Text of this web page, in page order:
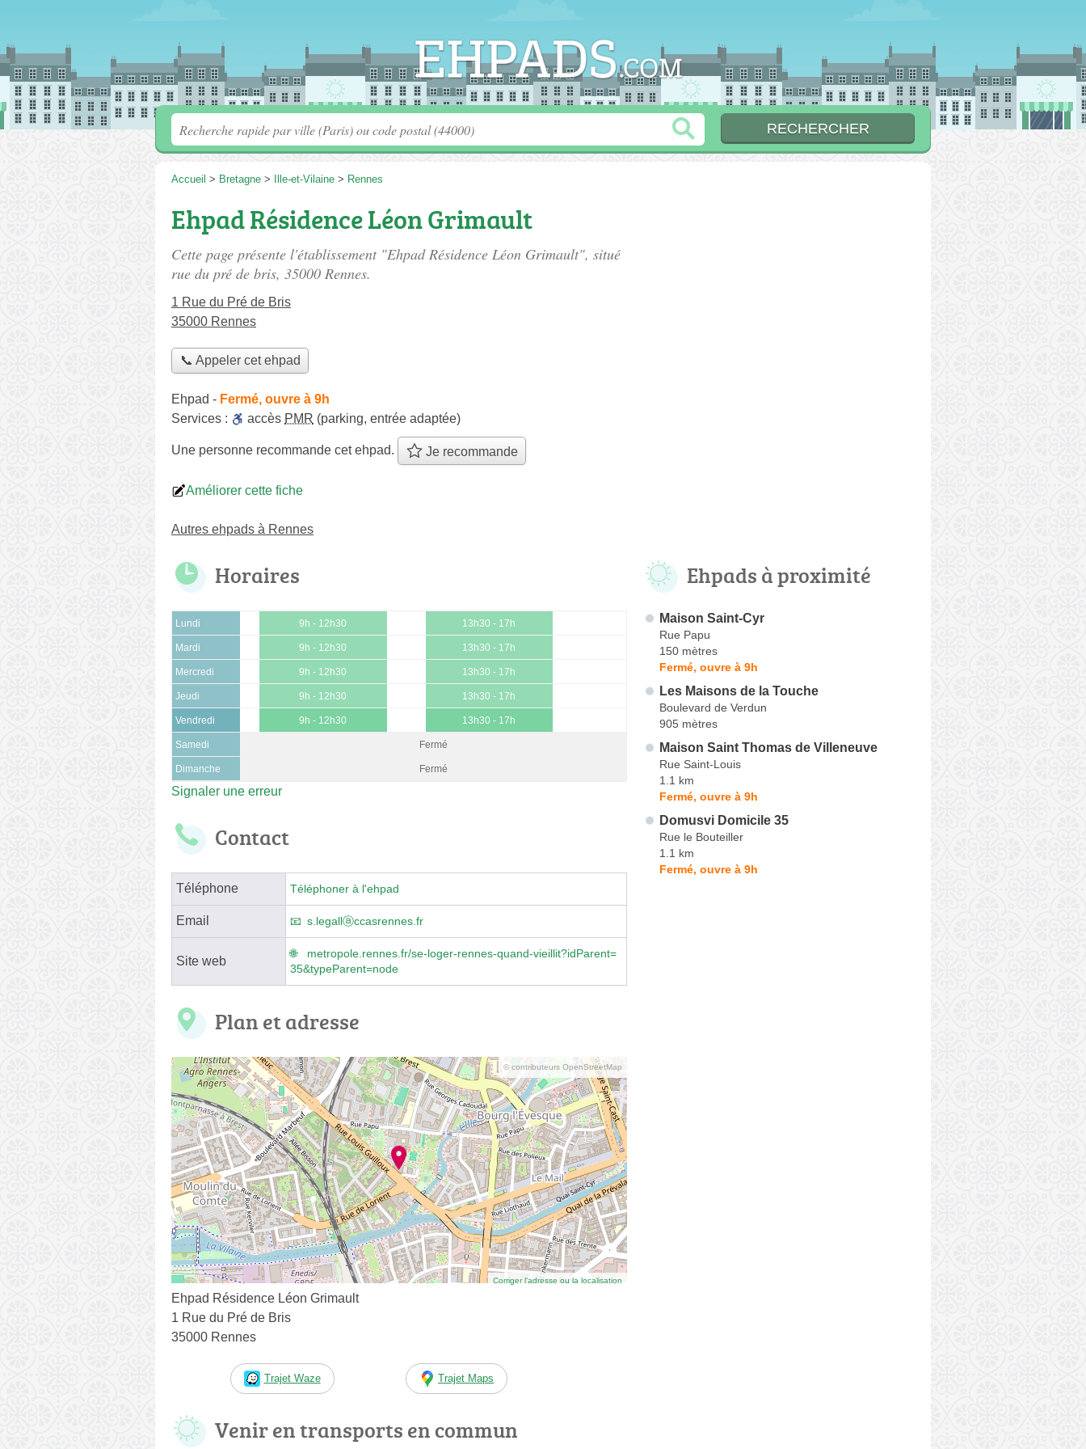
Accueil > Bretagne > Ille-et-Vilaine > Rennes
Ehpad Résidence Léon Grimault
Cette page présente l'établissement "Ehpad Résidence Léon Grimault", situé
rue du pré de bris, 35000 Rennes.
1 Rue du Pré de Bris
35000 Rennes
📞 Appeler cet ehpad
Ehpad - Fermé, ouvre à 9h
Services :
accès PMR (parking, entrée adaptée)
Une personne recommande cet ehpad. Je recommande
Améliorer cette fiche
Autres ehpads à Rennes
Horaires
Lundi 9h - 12h30 13h30 - 17h
Mardi 9h - 12h30 13h30 - 17h
Mercredi 9h - 12h30 13h30 - 17h
Jeudi 9h - 12h30 13h30 - 17h
Vendredi 9h - 12h30 13h30 - 17h
Samedi Fermé
Dimanche Fermé
Signaler une erreur
Contact
Téléphone Téléphoner à l'ehpad
Email s.legallⓐccasrennes.fr
Site web
metropole.rennes.fr/se-loger-rennes-quand-vieillit?idParent=
35&typeParent=node
Plan et adresse
© contributeurs OpenStreetMap
Corriger l’adresse ou la localisation
Ehpad Résidence Léon Grimault
1 Rue du Pré de Bris
35000 Rennes
Trajet Waze Trajet Maps
Venir en transports en commun
Ehpads à proximité
Maison Saint-Cyr
Rue Papu
150 mètres
Fermé, ouvre à 9h
Les Maisons de la Touche
Boulevard de Verdun
905 mètres
Maison Saint Thomas de Villeneuve
Rue Saint-Louis
1.1 km
Fermé, ouvre à 9h
Domusvi Domicile 35
Rue le Bouteiller
1.1 km
Fermé, ouvre à 9h